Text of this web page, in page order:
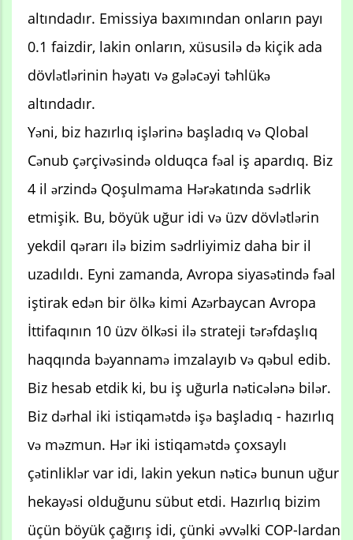
altındadır. Emissiya baxımından onların payı
0.1 faizdir, lakin onların, xüsusilə də kiçik ada
dövlətlərinin həyatı və gələcəyi təhlükə
altındadır.
Yəni, biz hazırlıq işlərinə başladıq və Qlobal
Cənub çərçivəsində olduqca fəal iş apardıq. Biz
4 il ərzində Qoşulmama Hərəkatında sədrlik
etmişik. Bu, böyük uğur idi və üzv dövlətlərin
yekdil qərarı ilə bizim sədrliyimiz daha bir il
uzadıldı. Eyni zamanda, Avropa siyasətində fəal
iştirak edən bir ölkə kimi Azərbaycan Avropa
İttifaqının 10 üzv ölkəsi ilə strateji tərəfdaşlıq
haqqında bəyannamə imzalayıb və qəbul edib.
Biz hesab etdik ki, bu iş uğurla nəticələnə bilər.
Biz dərhal iki istiqamətdə işə başladıq - hazırlıq
və məzmun. Hər iki istiqamətdə çoxsaylı
çətinliklər var idi, lakin yekun nəticə bunun uğur
hekayəsi olduğunu sübut etdi. Hazırlıq bizim
üçün böyük çağırış idi, çünki əvvəlki COP-lardan